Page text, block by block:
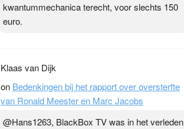
kwantummechanica terecht, voor slechts 150
euro.
Klaas van Dijk
on Bedenkingen bij het rapport over oversterfte
van Ronald Meester en Marc Jacobs
@Hans1263, BlackBox TV was in het verleden